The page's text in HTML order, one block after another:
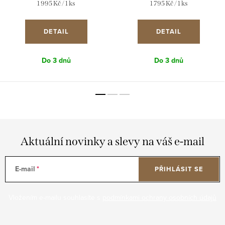
Měrná
1 995 Kč / 1 ks
DETAIL
Do 3 dnů
Měrná
1 795 Kč / 1 ks
DETAIL
Do 3 dnů
Aktuální novinky a slevy na váš e-mail
E-mail PŘIHLÁSIT SE